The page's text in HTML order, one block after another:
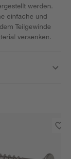
werden.
einfache und
Teilgewinde
versenken.